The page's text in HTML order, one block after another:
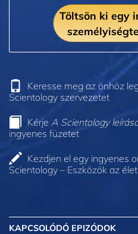
Töltsön ki egy
Keresse meg az önhöz
Scientology szervezetet
Kérje A Scientology
ingyenes füzetet
Kezdjen el egy ingyenes
Scientology – Eszközök az
KAPCSOLÓDÓ EPIZÓDOK